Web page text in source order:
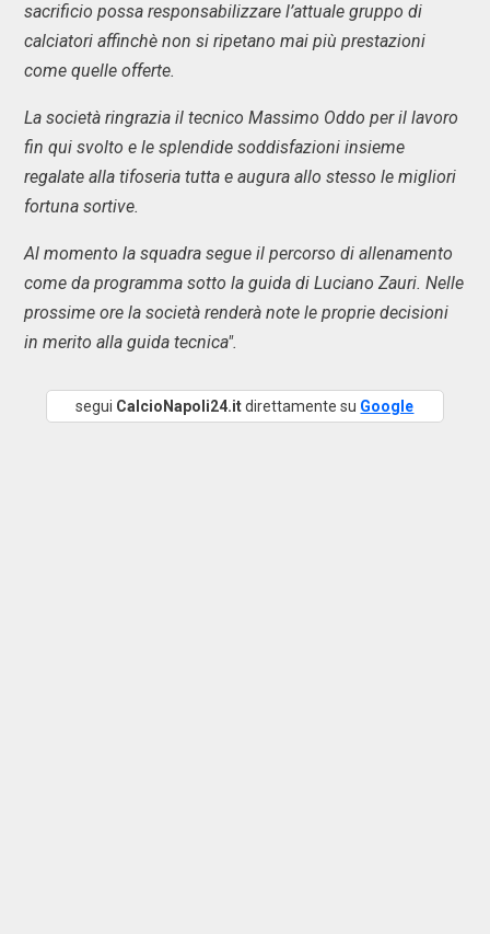
sacrificio possa responsabilizzare l’attuale gruppo di
calciatori affinchè non si ripetano mai più prestazioni
come quelle offerte.
La società ringrazia il tecnico Massimo Oddo per il lavoro
fin qui svolto e le splendide soddisfazioni insieme
regalate alla tifoseria tutta e augura allo stesso le migliori
fortuna sortive.
Al momento la squadra segue il percorso di allenamento
come da programma sotto la guida di Luciano Zauri. Nelle
prossime ore la società renderà note le proprie decisioni
in merito alla guida tecnica".
segui CalcioNapoli24.itdirettamente su Google